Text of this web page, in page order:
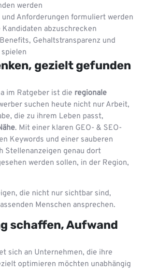
werden
und Anforderungen formuliert werden
Kandidaten abzuschrecken
Gehaltstransparenz und
gezielt gefunden
im Ratgeber ist die regionale
suchen heute nicht nur Arbeit,
die zu ihrem Leben passt,
. Mit einer klaren GEO‑ & SEO-
Keywords und einer sauberen
Stellenanzeigen genau dort
werden sollen, in der Region,
die nicht nur sichtbar sind,
Menschen ansprechen.
schaffen, Aufwand
sich an Unternehmen, die ihre
optimieren möchten unabhängig